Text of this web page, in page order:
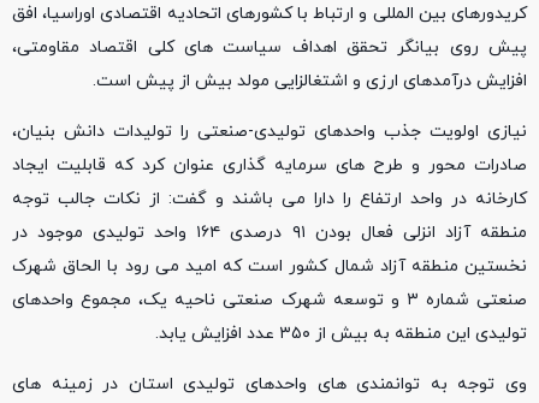
کریدورهای بین المللی و ارتباط با کشورهای اتحادیه اقتصادی اوراسیا، افق
پیش روی بیانگر تحقق اهداف سیاست های کلی اقتصاد مقاومتی،
افزایش درآمدهای ارزی و اشتغالزایی مولد بیش از پیش است.
نیازی اولویت جذب واحدهای تولیدی-صنعتی را تولیدات دانش بنیان،
صادرات محور و طرح های سرمایه گذاری عنوان کرد که قابلیت ایجاد
کارخانه در واحد ارتفاع را دارا می باشند و گفت: از نکات جالب توجه
منطقه آزاد انزلی فعال بودن ۹۱ درصدی ۱۶۴ واحد تولیدی موجود در
نخستین منطقه آزاد شمال کشور است که امید می رود با الحاق شهرک
صنعتی شماره ۳ و توسعه شهرک صنعتی ناحیه یک، مجموع واحدهای
تولیدی این منطقه به بیش از ۳۵۰ عدد افزایش یابد.
وی توجه به توانمندی های واحدهای تولیدی استان در زمینه های